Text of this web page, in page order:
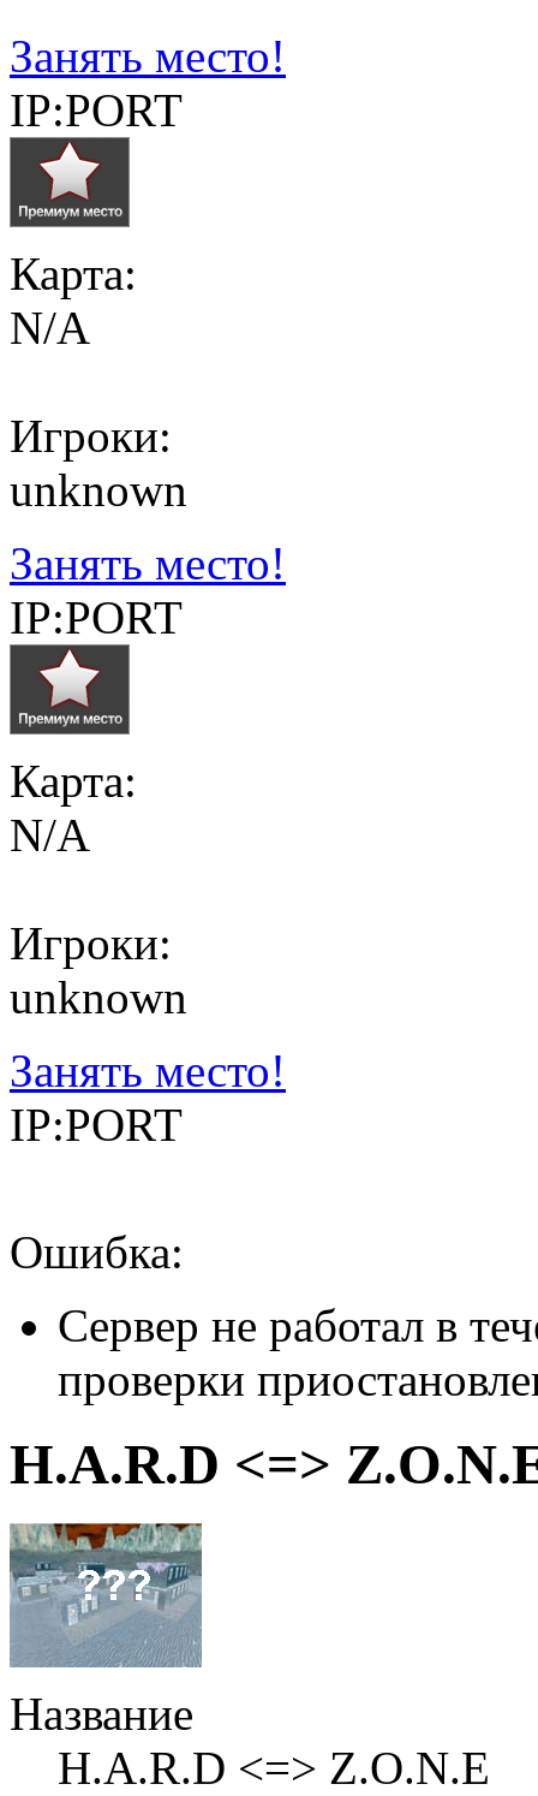
Занять место!
IP:PORT
Карта:
N/A
Игроки:
unknown
Занять место!
IP:PORT
Карта:
N/A
Игроки:
unknown
Занять место!
IP:PORT
Ошибка:
Сервер не работал в
проверки
H.A.R.D <=>
Название
H.A.R.D <=> Z.O.N.E